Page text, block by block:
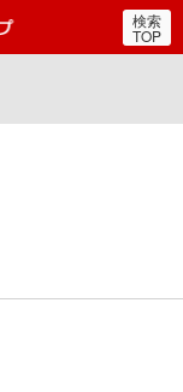
郵便局・日本郵政グルー
検索
TOP